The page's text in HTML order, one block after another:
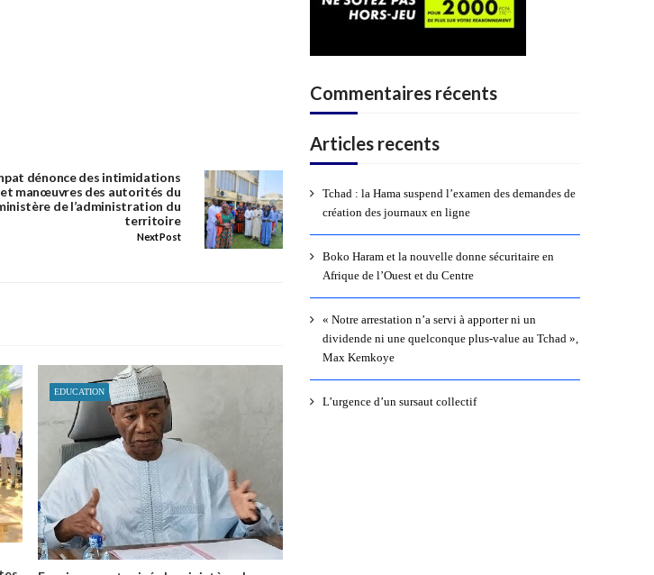
dénonce des intimidations
et manœuvres des autorités du
de l’administration du
territoire
Next Post
EDUCATION
Commentaires récents
Articles recents
Tchad : la Hama suspend l’examen des demandes de
création des journaux en ligne
Boko Haram et la nouvelle donne sécuritaire en
Afrique de l’Ouest et du Centre
« Notre arrestation n’a servi à apporter ni un
dividende ni une quelconque plus-value au Tchad »,
Max Kemkoye
L’urgence d’un sursaut collectif